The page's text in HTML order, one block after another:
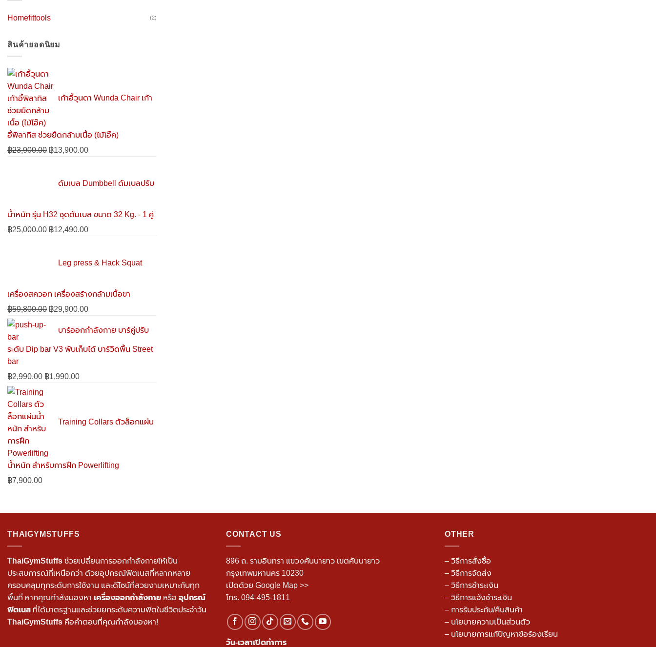
Homefittools (2)
สินค้ายอดนิยม
เก้าอี้วุนดา Wunda Chair เก้า
อี้พิลาทิส ช่วยยืดกล้ามเนื้อ (ไม้โอ๊ค)
฿23,900.00 Original
฿23,900.00.
฿13,900.00
฿13,900.00.
ดัมเบล Dumbbell ดัมเบลปรับ
น้ำหนัก รุ่น H32 ชุดดัมเบล ขนาด 32 Kg. - 1 คู่
฿25,000.00 Original
฿25,000.00.
฿12,490.00
฿12,490.00.
Leg press & Hack Squat
เครื่องสควอท เครื่องสร้างกล้ามเนื้อขา
฿59,800.00 Original
was:
฿59,800.00.
฿29,900.00
is:
฿29,900.00.
บาร์ออกกำลังกาย บาร์คู่ปรับ
ระดับ Dip bar V3 พับเก็บได้ บาร์วิดพื้น Street
bar
฿2,990.00 Original
฿1,990.00
Training Collars ตัวล็อกแผ่น
น้ำหนัก สำหรับการฝึก Powerlifting
฿7,900.00
THAIGYMSTUFFS
ThaiGymStuffs ช่วยเปลี่ยนการออกกำลังกายให้เป็น
ประสบการณ์ที่เหนือกว่า ด้วยอุปกรณ์ฟิตเนสที่หลากหลาย
ครอบคลุมทุกระดับการใช้งาน และดีไซน์ที่สวยงามเหมาะกับทุก
พื้นที่ หากคุณกำลังมองหา เครื่องออกกำลังกาย หรือ อุปกรณ์
ฟิตเนส ที่ได้มาตรฐานและช่วยยกระดับความฟิตในชีวิตประจำวัน
ThaiGymStuffs คือคำตอบที่คุณกำลังมองหา!
CONTACT US
896 ถ. รามอินทรา แขวงคันนายาว เขตคันนายาว
กรุงเทพมหานคร 10230
เปิดด้วย Google Map >>
โทร. 094-495-1811
วัน-เวลาเปิดทำการ
OTHER
– วิธีการสั่งซื้อ
– วิธีการจัดส่ง
– วิธีการชำระเงิน
– วิธีการแจ้งชำระเงิน
– การรับประกัน/คืนสินค้า
– นโยบายความเป็นส่วนตัว
– นโยบายการแก้ปัญหาข้อร้องเรียน